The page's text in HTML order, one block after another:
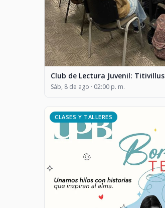
Club de Lectura Juvenil: Titivillus
Sáb, 8 de ago · 02:00 p. m.
CLASES Y TALLERES